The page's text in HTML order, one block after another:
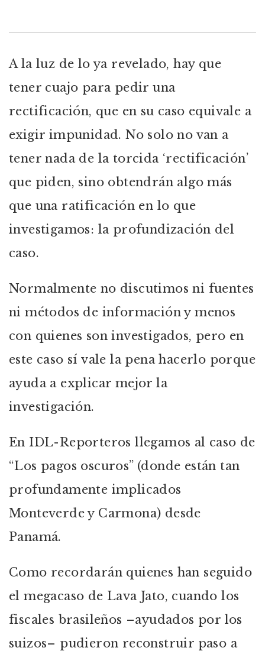
A la luz de lo ya revelado, hay que
tener cuajo para pedir una
rectificación, que en su caso equivale a
exigir impunidad. No solo no van a
tener nada de la torcida ‘rectificación’
que piden, sino obtendrán algo más
que una ratificación en lo que
investigamos: la profundización del
caso.
Normalmente no discutimos ni fuentes
ni métodos de información y menos
con quienes son investigados, pero en
este caso sí vale la pena hacerlo porque
ayuda a explicar mejor la
investigación.
En IDL-Reporteros llegamos al caso de
“Los pagos oscuros” (donde están tan
profundamente implicados
Monteverde y Carmona) desde
Panamá.
Como recordarán quienes han seguido
el megacaso de Lava Jato, cuando los
fiscales brasileños –ayudados por los
suizos– pudieron reconstruir paso a